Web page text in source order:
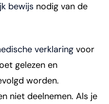
bewijs nodig van de
verklaring voor
gelezen en
worden.
niet deelnemen. Als je